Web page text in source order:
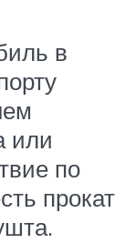
в
или
по
прокат